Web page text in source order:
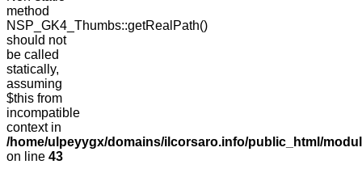
method
NSP_GK4_Thumbs::getRealPath()
should not
be called
statically,
assuming
$this from
incompatible
context in
/home/ulpeyygx/domains/ilcorsaro.info/public_html/
on line 43